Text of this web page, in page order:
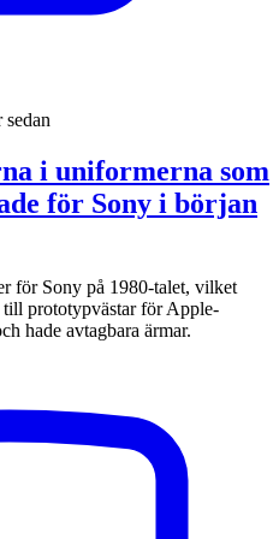
sedan
i uniformerna som
för Sony i början
för Sony på 1980-talet, vilket
till prototypvästar för Apple-
hade avtagbara ärmar.